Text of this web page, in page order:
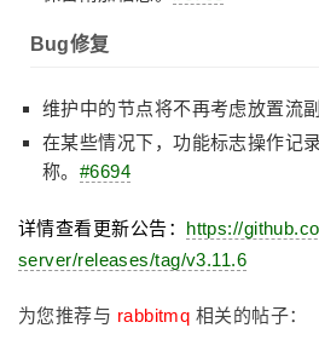
Bug修复
维护中的节点将不再考虑放置流副
在某些情况下，功能标志操作记
称。 #6694
详情查看更新公告： https://
server/releases/tag/v3.11.6
为您推荐与 rabbitmq 相关的帖子：